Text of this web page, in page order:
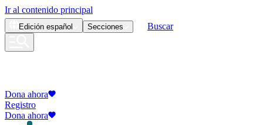
Ir al contenido principal
Edición español Secciones Buscar
Dona ahora
Registro
Dona ahora